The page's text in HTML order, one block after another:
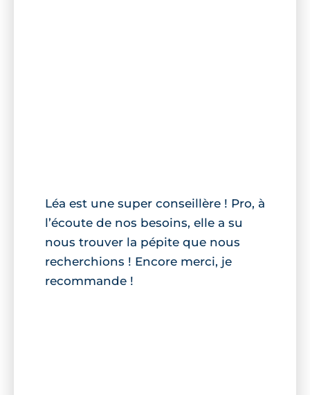
Léa est une super conseillère ! Pro, à
l’écoute de nos besoins, elle a su
nous trouver la pépite que nous
recherchions ! Encore merci, je
recommande !